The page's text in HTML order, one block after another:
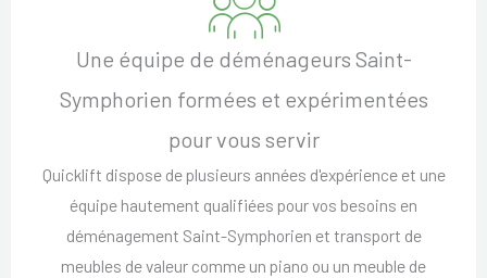
Une équipe de déménageurs Saint-
Symphorien formées et expérimentées
pour vous servir
Quicklift dispose de plusieurs années d'expérience et une
équipe hautement qualifiées pour vos besoins en
déménagement Saint-Symphorien et transport de
meubles de valeur comme un piano ou un meuble de